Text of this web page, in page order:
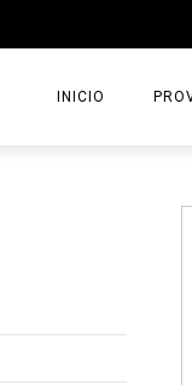
INICIO